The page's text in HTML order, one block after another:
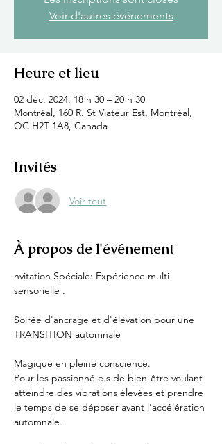
Voir d'autres événements
Heure et lieu
02 déc. 2024, 18 h 30 – 20 h 30
Montréal, 160 R. St Viateur Est, Montréal,
QC H2T 1A8, Canada
Invités
Voir tout
À propos de l'événement
nvitation Spéciale: Expérience multi-
sensorielle .
Soirée d'ancrage et d'élévation pour une
TRANSITION automnale
Magique en pleine conscience.
Pour les passionné.e.s de bien-être voulant
atteindre des vibrations élevées et prendre
le temps de se déposer avant l'accélération
automnale.